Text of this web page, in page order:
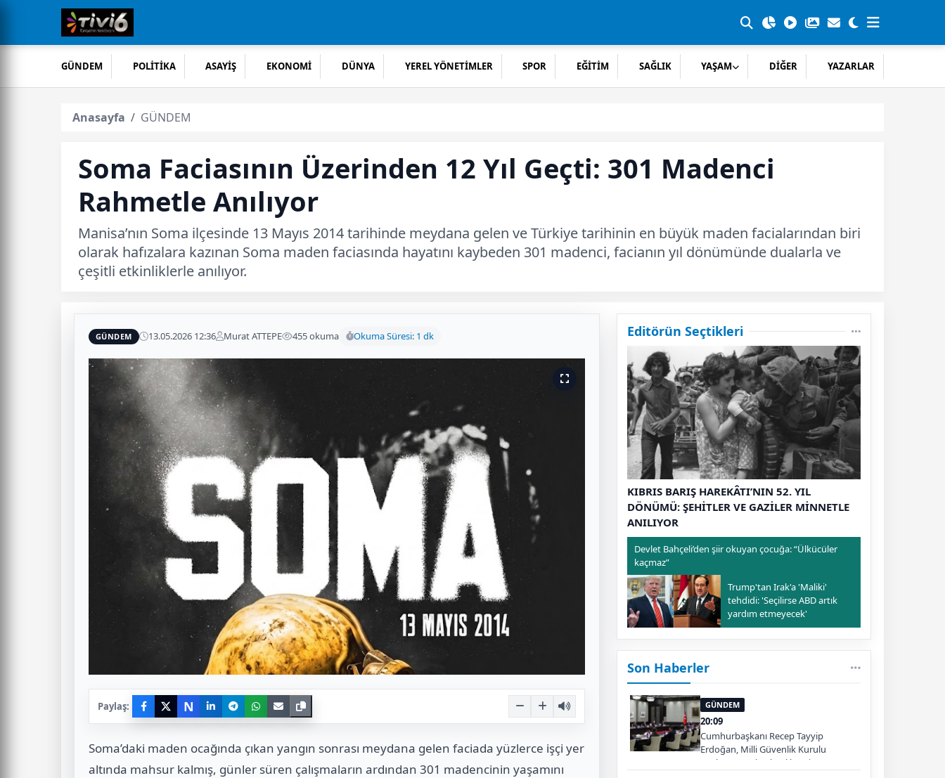
GÜNDEM POLİTİKA ASAYİŞ EKONOMİ DÜNYA YEREL YÖNETİMLER SPOR EĞİTİM SAĞLIK YAŞAM DİĞER YAZARLAR
Anasayfa GÜNDEM
Soma Faciasının Üzerinden 12 Yıl Geçti: 301 Madenci
Rahmetle Anılıyor
Manisa’nın Soma ilçesinde 13 Mayıs 2014 tarihinde meydana gelen ve Türkiye tarihinin en büyük maden facialarından biri
olarak hafızalara kazınan Soma maden faciasında hayatını kaybeden 301 madenci, facianın yıl dönümünde dualarla ve
çeşitli etkinliklerle anılıyor.
GÜNDEM 13.05.2026 12:36 Murat ATTEPE 455 okuma Okuma Süresi: 1 dk
Paylaş: N
Soma’daki maden ocağında çıkan yangın sonrası meydana gelen faciada yüzlerce işçi yer
altında mahsur kalmış, günler süren çalışmaların ardından 301 madencinin yaşamını
Editörün Seçtikleri
KIBRIS BARIŞ HAREKÂTI’NIN 52. YIL
DÖNÜMÜ: ŞEHİTLER VE GAZİLER MİNNETLE
ANILIYOR
Devlet Bahçeli’den şiir okuyan çocuğa: “Ülkücüler
kaçmaz”
Trump'tan Irak'a 'Maliki'
tehdidi: 'Seçilirse ABD artık
yardım etmeyecek'
Son Haberler
GÜNDEM
20:09
Cumhurbaşkanı Recep Tayyip
Erdoğan, Milli Güvenlik Kurulu
Toplantısı'na başkanlık etti.